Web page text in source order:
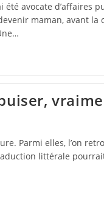
été avocate d’affaires
maman, avant
Parmi elles, l’on
littérale